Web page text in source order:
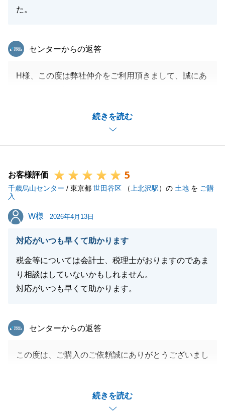
た。
続きを読む
東急リバブル
センターからの返答
H様、この度は弊社仲介をご利用頂きまして、誠にあ
の中、条件の調整や確認事項が多々あり、確認や調査
にご協力を頂けた結果、最短での契約締結まで漕ぎつ
けることができました。
で皆様のご尽力の結果、無事お手続きが完了し、深く
感謝しております。
閉じる
お客様評価 5
千歳烏山センター / 東京都 世田谷区 （ 上北沢駅）の 土地 を ご購
入
W様
W様 2026年4月13日
対応がいつも早くて助かります
税金等については会計士、税理士がおりますのであま
り相談はしていないかもしれません。
対応がいつも早くて助かります。
続きを読む
東急リバブル
センターからの返答
この度は、ご購入のご依頼誠にありがとうございまし
迅速な対応をご評価いただき大変光栄です。